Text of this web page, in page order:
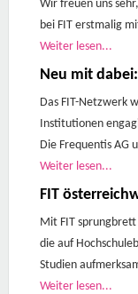
Wir freuen uns
bei FIT erstmalig
Weiter lesen...
Neu mit
Das FIT-Netzwerk
Institutionen
Die Frequentis AG
Weiter lesen...
FIT
Mit FIT
die auf
Studien
Weiter lesen...